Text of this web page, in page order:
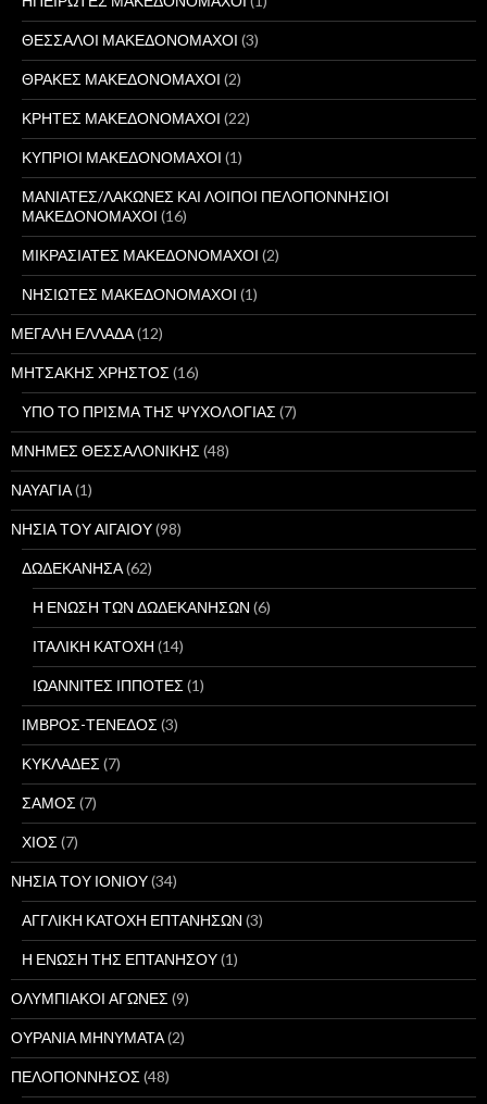
ΘΕΣΣΑΛΟΙ ΜΑΚΕΔΟΝΟΜΑΧΟΙ (3)
ΘΡΑΚΕΣ ΜΑΚΕΔΟΝΟΜΑΧΟΙ (2)
ΚΡΗΤΕΣ ΜΑΚΕΔΟΝΟΜΑΧΟΙ (22)
ΚΥΠΡΙΟΙ ΜΑΚΕΔΟΝΟΜΑΧΟΙ (1)
ΜΑΝΙΑΤΕΣ/ΛΑΚΩΝΕΣ ΚΑΙ ΛΟΙΠΟΙ ΠΕΛΟΠΟΝΝΗΣΙΟΙ
ΜΑΚΕΔΟΝΟΜΑΧΟΙ (16)
ΜΙΚΡΑΣΙΑΤΕΣ ΜΑΚΕΔΟΝΟΜΑΧΟΙ (2)
ΝΗΣΙΩΤΕΣ ΜΑΚΕΔΟΝΟΜΑΧΟΙ (1)
ΜΕΓΑΛΗ ΕΛΛΑΔΑ(12)
ΜΗΤΣΑΚΗΣ ΧΡΗΣΤΟΣ (16)
ΥΠΟ ΤΟ ΠΡΙΣΜΑ ΤΗΣ ΨΥΧΟΛΟΓΙΑΣ (7)
ΜΝΗΜΕΣ ΘΕΣΣΑΛΟΝΙΚΗΣ (48)
ΝΑΥΑΓΙΑ(1)
ΝΗΣΙΑ ΤΟΥ ΑΙΓΑΙΟΥ(98)
ΔΩΔΕΚΑΝΗΣΑ(62)
Η ΕΝΩΣΗ ΤΩΝ ΔΩΔΕΚΑΝΗΣΩΝ (6)
ΙΤΑΛΙΚΗ ΚΑΤΟΧΗ (14)
ΙΩΑΝΝΙΤΕΣ ΙΠΠΟΤΕΣ (1)
ΙΜΒΡΟΣ-ΤΕΝΕΔΟΣ (3)
ΚΥΚΛΑΔΕΣ (7)
ΣΑΜΟΣ (7)
ΧΙΟΣ (7)
ΝΗΣΙΑ ΤΟΥ ΙΟΝΙΟΥ(34)
ΑΓΓΛΙΚΗ ΚΑΤΟΧΗ ΕΠΤΑΝΗΣΩΝ (3)
Η ΕΝΩΣΗ ΤΗΣ ΕΠΤΑΝΗΣΟΥ(1)
ΟΛΥΜΠΙΑΚΟΙ ΑΓΩΝΕΣ (9)
ΟΥΡΑΝΙΑ ΜΗΝΥΜΑΤΑ(2)
ΠΕΛΟΠΟΝΝΗΣΟΣ (48)